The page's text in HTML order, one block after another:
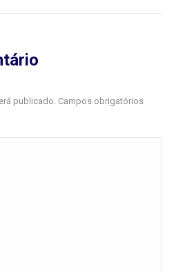
publicado. Campos obrigatórios